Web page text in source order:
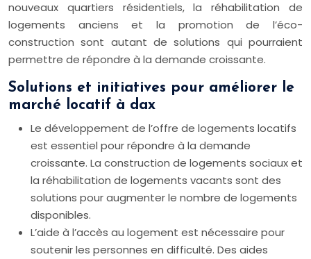
nouveaux quartiers résidentiels, la réhabilitation de
logements anciens et la promotion de l’éco-
construction sont autant de solutions qui pourraient
permettre de répondre à la demande croissante.
Solutions et initiatives pour améliorer le
marché locatif à dax
Le développement de l’offre de logements locatifs
est essentiel pour répondre à la demande
croissante. La construction de logements sociaux et
la réhabilitation de logements vacants sont des
solutions pour augmenter le nombre de logements
disponibles.
L’aide à l’accès au logement est nécessaire pour
soutenir les personnes en difficulté. Des aides